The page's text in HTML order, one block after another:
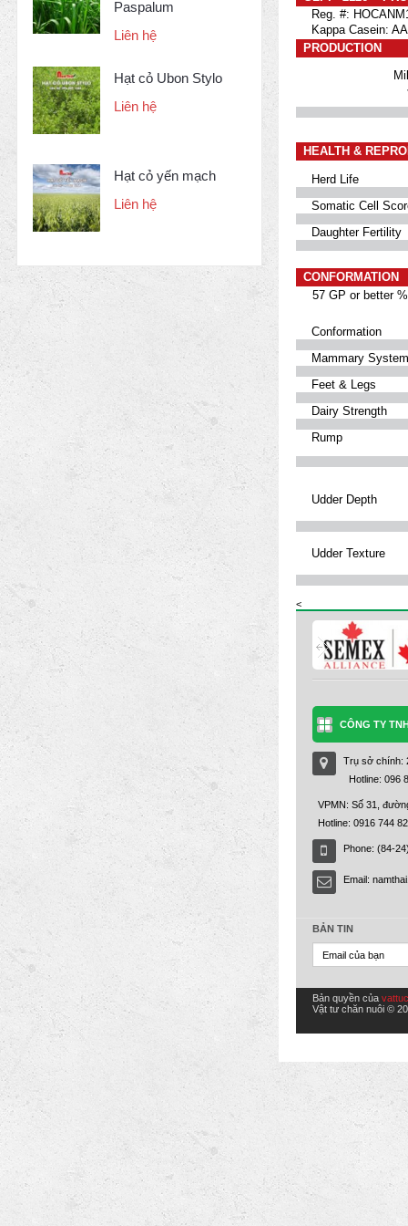
Paspalum
Liên hệ
Hạt cỏ Ubon Stylo
Liên hệ
Hạt cỏ yến mạch
Liên hệ
Reg. #:
Kappa Casein: AA
PRODUCTION
HEALTH &
Herd Life
Somatic Cell
Daughter Fertility
CONFORMATION
57 GP or better %
Conformation
Mammary System
Feet & Legs
Dairy Strength
Rump
Udder Depth
Udder Texture
<
CÔNG TY
Trụ sở chính:
Hotline: 096
VPMN: Số 31,
Hotline: 0916 744
Phone: (84-
Email:
BẢN TIN
Bản quyền của
Vật tư chăn nuôi ©